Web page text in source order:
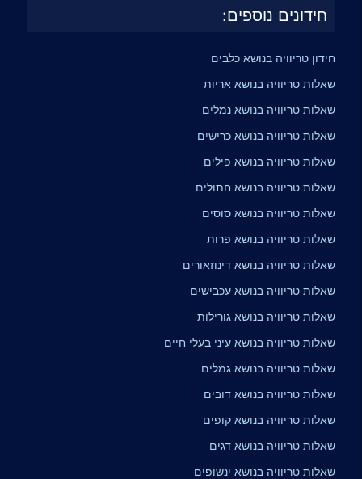
חידונים נוספים:
חידון טריוויה בנושא כלבים
שאלות טריוויה בנושא אריות
שאלות טריוויה בנושא נמלים
שאלות טריוויה בנושא כרישים
שאלות טריוויה בנושא פילים
שאלות טריוויה בנושא חתולים
שאלות טריוויה בנושא סוסים
שאלות טריוויה בנושא פרות
שאלות טריוויה בנושא דינוזאורים
שאלות טריוויה בנושא עכבישים
שאלות טריוויה בנושא גורילות
שאלות טריוויה בנושא עיני בעלי חיים
שאלות טריוויה בנושא גמלים
שאלות טריוויה בנושא דובים
שאלות טריוויה בנושא קופים
שאלות טריוויה בנושא דגים
שאלות טריוויה בנושא ינשופים